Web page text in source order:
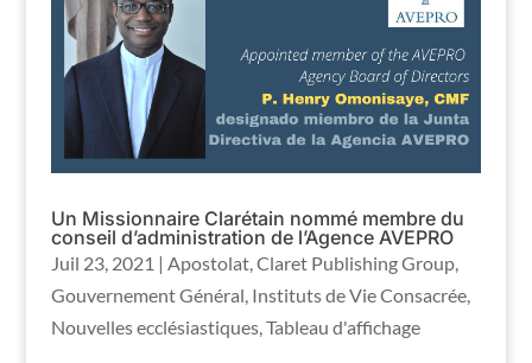
Un Missionnaire Clarétain nommé membre du
conseil d’administration de l’Agence AVEPRO
Juil 23, 2021 | Apostolat,Claret Publishing Group,
Gouvernement Général, Instituts de Vie Consacrée,
Nouvelles ecclésiastiques,Tableau d'affichage